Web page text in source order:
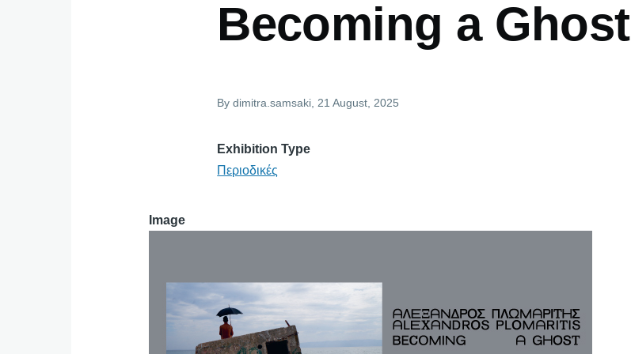
Becoming a Ghost
Bydimitra.samsaki , 21 August, 2025
Exhibition Type
Περιοδικές
Image